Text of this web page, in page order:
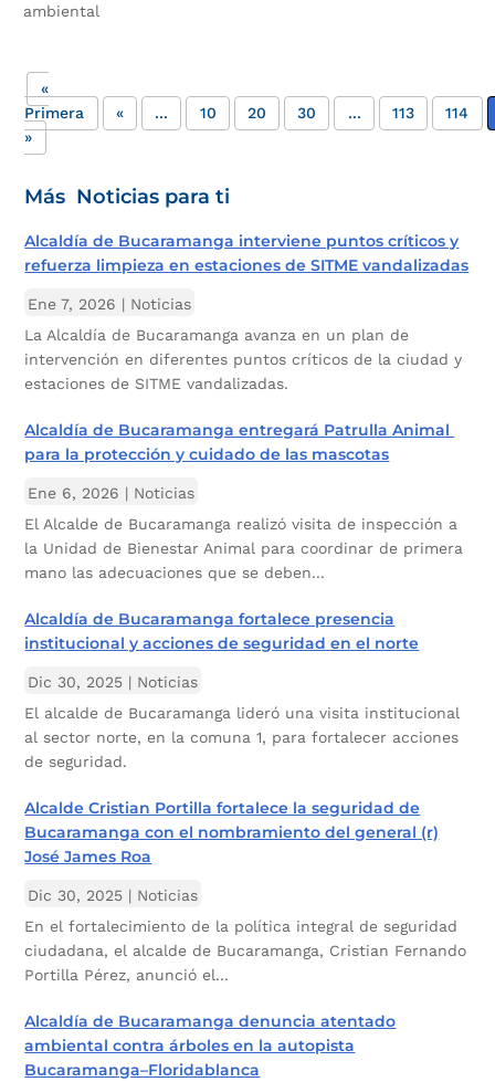
ambiental
«
Primera
« ... 10 20 30 ... 113
114
»
Más Noticias para ti
Alcaldía de Bucaramanga interviene puntos críticos y
refuerza limpieza en estaciones de SITME vandalizadas
Ene 7, 2026 | Noticias
La Alcaldía de Bucaramanga avanza en un plan de
intervención en diferentes puntos críticos de la ciudad y
estaciones de SITME vandalizadas.
Alcaldía de Bucaramanga entregará Patrulla Animal
para la protección y cuidado de las mascotas
Ene 6, 2026 | Noticias
El Alcalde de Bucaramanga realizó visita de inspección a
la Unidad de Bienestar Animal para coordinar de primera
mano las adecuaciones que se deben...
Alcaldía de Bucaramanga fortalece presencia
institucional y acciones de seguridad en el norte
Dic 30, 2025 | Noticias
El alcalde de Bucaramanga lideró una visita institucional
al sector norte, en la comuna 1, para fortalecer acciones
de seguridad.
Alcalde Cristian Portilla fortalece la seguridad de
Bucaramanga con el nombramiento del general (r)
José James Roa
Dic 30, 2025 | Noticias
En el fortalecimiento de la política integral de seguridad
ciudadana, el alcalde de Bucaramanga, Cristian Fernando
Portilla Pérez, anunció el...
Alcaldía de Bucaramanga denuncia atentado
ambiental contra árboles en la autopista
Bucaramanga–Floridablanca